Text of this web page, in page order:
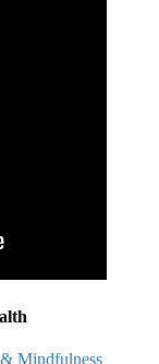
Mindfulness